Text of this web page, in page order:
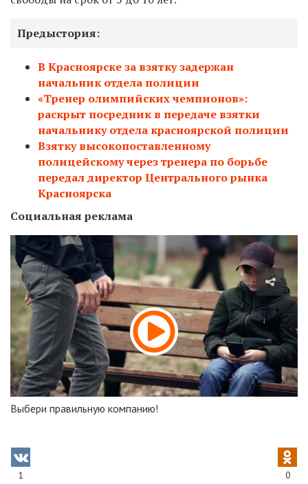
Предыстория:
В Красноярске за взятку задержан
начальник отдела полиции
«Тренер олимпийских чемпионов»:
раскрыт посредник в передаче взятки
начальнику отдела красноярской полиции
Взятку высокопоставленному
полицейскому через тренера по борьбе
передал директор Центрального рынка
Красноярска
Социальная реклама
Выбери правильную компанию!
1 0